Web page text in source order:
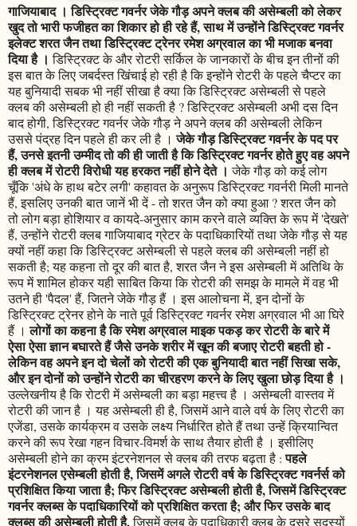
गाजियाबाद । डिस्ट्रिक्ट गवर्नर जेके गौड़ अपने क्लब की असेम्बली को लेकर
खुद तो भारी फजीहत का शिकार हो ही रहे हैं, साथ में उन्होंने डिस्ट्रिक्ट गवर्नर
इलेक्ट शरत जैन तथा डिस्ट्रिक्ट ट्रेनर रमेश अग्रवाल का भी मजाक बनवा
दिया है ।डिस्ट्रिक्ट के और रोटरी सर्किल के जानकारों के बीच इन तीनों की
इस बात के लिए जबर्दस्त खिंचाई हो रही है कि इन्होंने रोटरी के पहले चैप्टर का
यह बुनियादी सबक भी नहीं सीखा है क्या कि डिस्ट्रिक्ट असेम्बली से पहले
क्लब की असेम्बली हो ही नहीं सकती है ? डिस्ट्रिक्ट असेम्बली अभी दस दिन
बाद होगी, डिस्ट्रिक्ट गवर्नर जेके गौड़ ने अपने क्लब की असेम्बली लेकिन
उससे पंद्रह दिन पहले ही कर ली है ।जेके गौड़ डिस्ट्रिक्ट गवर्नर के पद पर
हैं, उनसे इतनी उम्मीद तो की ही जाती है कि डिस्ट्रिक्ट गवर्नर होते हुए वह अपने
ही क्लब में रोटरी विरोधी यह हरकत नहीं होने देते । जेके गौड़ को कई लोग
चूँकि 'अंधे के हाथ बटेर लगी' कहावत के अनुरूप डिस्ट्रिक्ट गवर्नरी मिली मानते
हैं, इसलिए उनकी बात जानें भी दें - तो शरत जैन को क्या हुआ ? शरत जैन को
तो लोग बड़ा होशियार व कायदे-अनुसार काम करने वाले व्यक्ति के रूप में 'देखते'
हैं, उन्होंने रोटरी क्लब गाजियाबाद ग्रेटर के पदाधिकारियों तथा जेके गौड़ से यह
क्यों नहीं कहा कि डिस्ट्रिक्ट असेम्बली से पहले क्लब की असेम्बली नहीं हो
सकती है; यह कहना तो दूर की बात है, शरत जैन ने इस असेम्बली में अतिथि के
रूप में शामिल होकर यही साबित किया कि रोटरी की समझ के मामले में वह भी
उतने ही 'पैदल' हैं, जितने जेके गौड़ हैं । इस आलोचना में, इन दोनों के
डिस्ट्रिक्ट ट्रेनर होने के नाते पूर्व डिस्ट्रिक्ट गवर्नर रमेश अग्रवाल भी आ घिरे
हैं ।लोगों का कहना है कि रमेश अग्रवाल माइक पकड़ कर रोटरी के बारे में
ऐसा ऐसा ज्ञान बघारते हैं जैसे उनके शरीर में खून की बजाए रोटरी बहती हो -
लेकिन वह अपने इन दो चेलों को रोटरी की एक बुनियादी बात नहीं सिखा सके,
और इन दोनों को उन्होंने रोटरी का चीरहरण करने के लिए खुला छोड़ दिया है ।
उल्लेखनीय है कि रोटरी में असेम्बली का बड़ा महत्त्व है । असेम्बली वास्तव में
रोटरी की जान है । यह असेम्बली ही है, जिसमें आने वाले वर्ष के लिए रोटरी का
एजेंडा, उसके कार्यक्रम व उसके लक्ष्य निर्धारित होते हैं तथा उन्हें क्रियान्वित
करने की रूप रेखा गहन विचार-विमर्श के साथ तैयार होती है । इसीलिए
असेम्बली होने का क्रम इंटरनेशनल से क्लब की तरफ बढ़ता है :पहले
इंटरनेशनल एसेम्बली होती है, जिसमें अगले रोटरी वर्ष के डिस्ट्रिक्ट गवर्नर्स को
प्रशिक्षित किया जाता है; फिर डिस्ट्रिक्ट असेम्बली होती है, जिसमें डिस्ट्रिक्ट
गवर्नर क्लब्स के पदाधिकारियों को प्रशिक्षित करता है; और फिर उसके बाद
क्लब्स की असेम्बली होती है,जिसमें क्लब के पदाधिकारी क्लब के दूसरे सदस्यों